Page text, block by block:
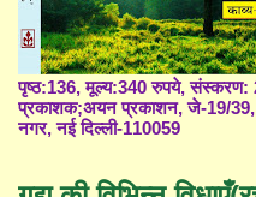
पृष्ठ:136, मूल्य:340 रुपये, संस्करण:
प्रकाशक;अयन प्रकाशन, जे-19/39,
नगर, नई दिल्ली-110059